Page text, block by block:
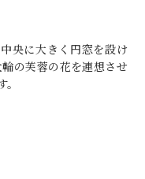
央に大きく円窓を設け
の芙蓉の花を連想させ